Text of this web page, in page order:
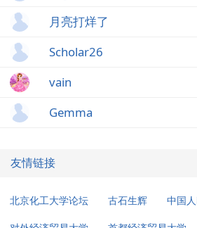
月亮打烊了
Scholar26
vain
Gemma
友情链接
北京化工大学论坛 古石生辉 中国